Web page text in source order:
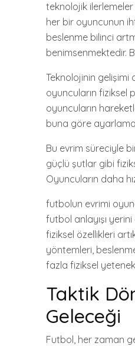
teknolojik
her bir oyuncunun
beslenme bilinci
benimsenmektedir.
Teknolojinin
oyuncuların fiziksel
oyuncuların
buna göre
Bu evrim süreciyle
güçlü şutlar gibi
Oyuncuların daha
futbolun evrimi
futbol anlayışı yerini
fiziksel özellikleri
yöntemleri,
fazla fiziksel
Taktik
Geleceği
Futbol, her zaman